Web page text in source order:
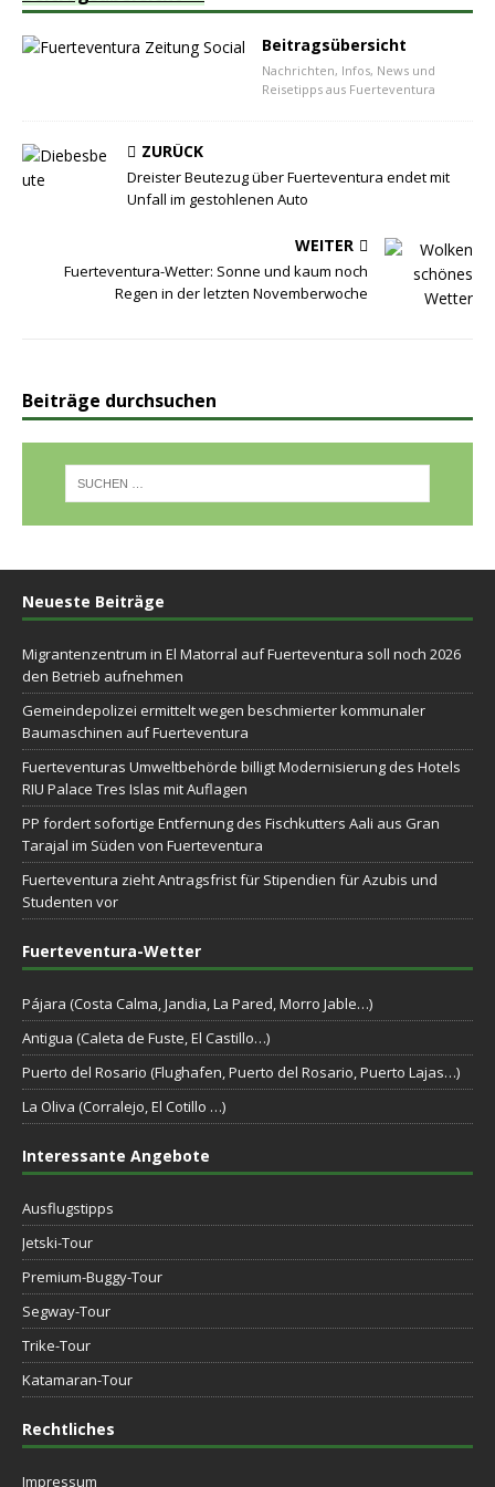
Beitragsübersicht
Nachrichten, Infos, News und
Reisetipps aus Fuerteventura
ZURÜCK
Dreister Beutezug über Fuerteventura endet mit
Unfall im gestohlenen Auto
WEITER
Fuerteventura-Wetter: Sonne und kaum noch
Regen in der letzten Novemberwoche
Beiträge durchsuchen
Neueste Beiträge
Migrantenzentrum in El Matorral auf Fuerteventura soll noch 2026
den Betrieb aufnehmen
Gemeindepolizei ermittelt wegen beschmierter kommunaler
Baumaschinen auf Fuerteventura
Fuerteventuras Umweltbehörde billigt Modernisierung des Hotels
RIU Palace Tres Islas mit Auflagen
PP fordert sofortige Entfernung des Fischkutters Aali aus Gran
Tarajal im Süden von Fuerteventura
Fuerteventura zieht Antragsfrist für Stipendien für Azubis und
Studenten vor
Fuerteventura-Wetter
Pájara (Costa Calma, Jandia, La Pared, Morro Jable…)
Antigua (Caleta de Fuste, El Castillo…)
Puerto del Rosario (Flughafen, Puerto del Rosario, Puerto Lajas…)
La Oliva (Corralejo, El Cotillo …)
Interessante Angebote
Ausflugstipps
Jetski-Tour
Premium-Buggy-Tour
Segway-Tour
Trike-Tour
Katamaran-Tour
Rechtliches
Impressum